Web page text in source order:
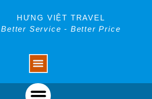
HƯNG VIỆT TRAVEL
Better Service - Better Price
Menu